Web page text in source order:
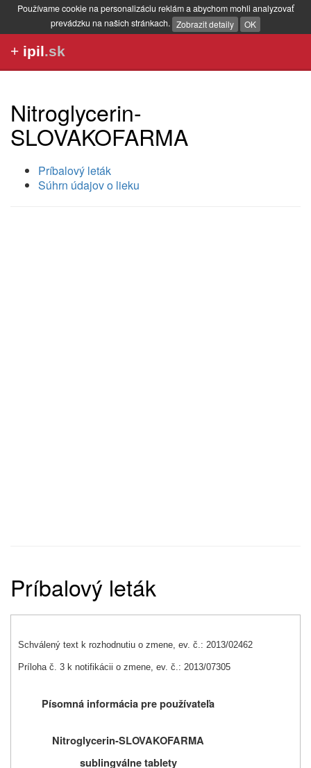
Používame cookie na personalizáciu reklám a abychom mohli analyzovať
prevádzku na našich stránkach. Zobrazit detaily OK
+ ipil.sk
Nitroglycerin-
SLOVAKOFARMA
Príbalový leták
Súhrn údajov o lieku
Príbalový leták
Schválený text k rozhodnutiu o zmene, ev. č.: 2013/02462
Príloha č. 3 k notifikácii o zmene, ev. č.: 2013/07305
Písomná informácia pre používateľa
Nitroglycerin-SLOVAKOFARMA
sublingválne tablety